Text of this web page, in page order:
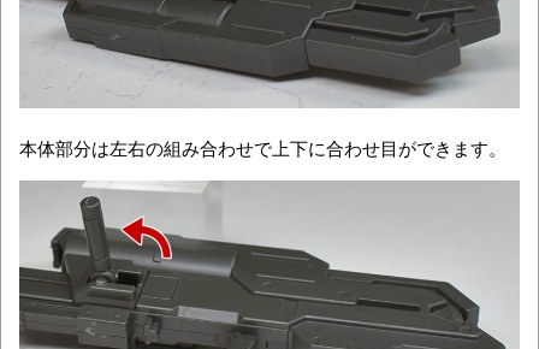
本体部分は左右の組み合わせで上下に合わせ目ができます。